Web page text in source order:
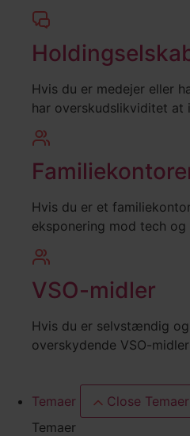
Hvis du er medejer eller
har overskudslikviditet at
Hvis du er et
eksponering mod tech
VSO-midler
Hvis du er selvstændig
overskydende VSO-
Temaer Close Temaer
Temaer